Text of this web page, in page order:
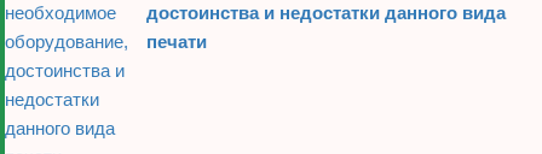
достоинства и недостатки данного вида
печати